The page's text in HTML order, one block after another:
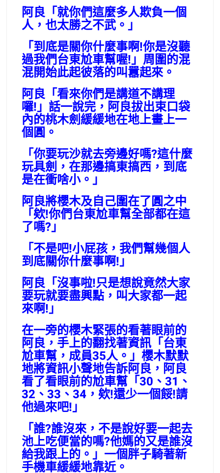
阿良「就你們這麼多人欺負一個
人，也太勝之不武。」
「到底是關你什麼事啊!你是沒聽
過我們台東尬車幫喔!」周圍的混
混開始此起彼落的叫囂起來。
阿良「看來你們是講道不講理
囉!」話一說完，阿良拔出束口袋
內的桃木劍緩緩地在地上畫上一
個圓。
「你要玩沙就去旁邊好嗎?這什麼
玩具劍，在那邊搞東搞西，到底
是在衝啥小。」
阿良將櫻木及自己圍在了圓之中
「欸!你們台東尬車幫全部都在這
了嗎?」
「不是吧!小屁孩，我們幫幾個人
到底關你什麼事啊!」
阿良「沒事啦!只是想說竟然大家
要玩就要盡興點，叫大家都一起
來啊!」
在一旁的櫻木緊張的看著眼前的
阿良，手上的翻找著資訊「台東
尬車幫，成員35人。」櫻木默默
地將資訊小聲地告訴阿良，阿良
看了看眼前的尬車幫「30、31、
32、33、34，欸!還少一個餒!請
他過來吧!」
「誰?誰沒來，不是說好要一起去
池上吃便當的嗎?他媽的又是誰沒
給我跟上的。」一個胖子騎著新
手機車緩緩地靠近。